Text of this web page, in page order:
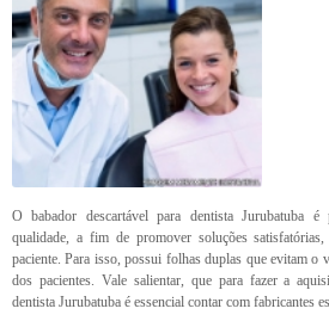
O babador descartável para dentista Jurubatuba
qualidade, a fim de promover soluções
paciente. Para isso, possui folhas duplas que evitam o
dos pacientes. Vale salientar, que para fazer a
dentista Jurubatuba é essencial contar com fabricantes